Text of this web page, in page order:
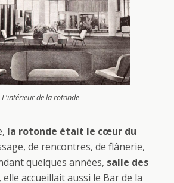
L'intérieur de la rotonde
la rotonde était le cœur du
de rencontres, de flânerie,
quelques années, salle des
, elle accueillait aussi le Bar de la